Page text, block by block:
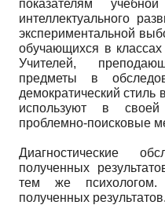
показателям
интеллектуального
экспериментальной
обучающихся в
Учителей,
предметы в
демократический стиль
используют в своей
проблемно-поисковые
Диагностические
полученных
тем же
полученных результатов.